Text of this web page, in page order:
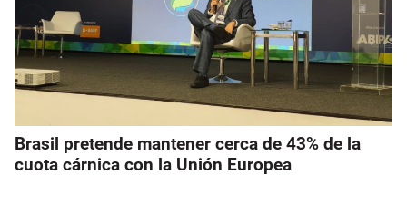
Brasil pretende mantener cerca de 43% de la
cuota cárnica con la Unión Europea